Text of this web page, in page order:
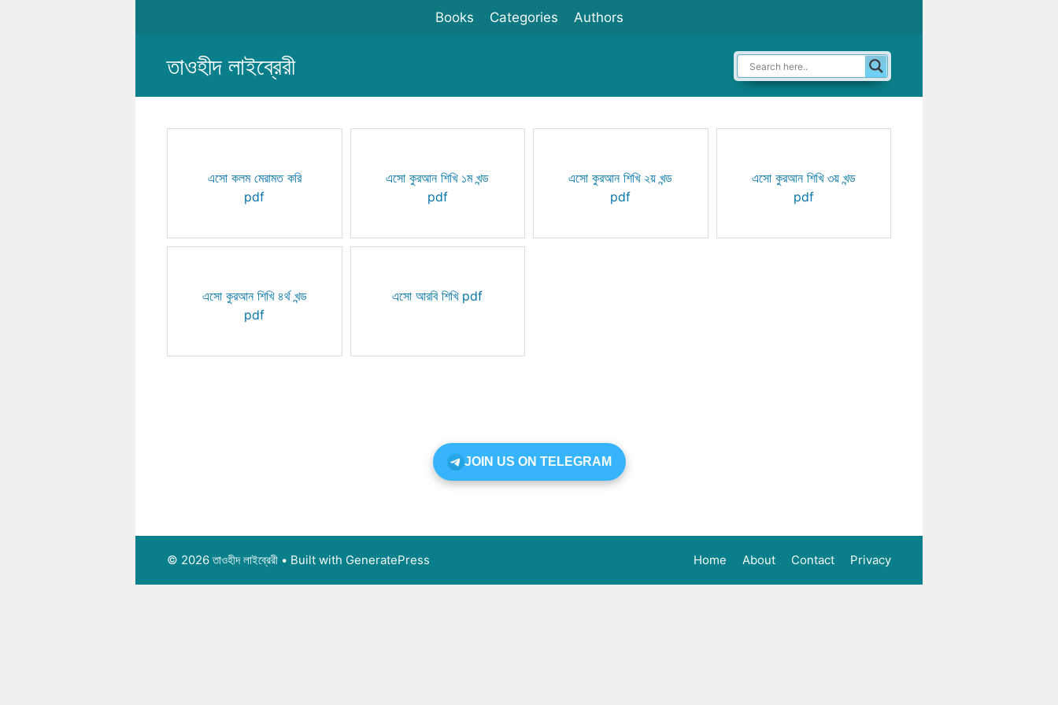
Books Categories Authors
তাওহীদ লাইব্রেরী
এসো কলম মেরামত করি
pdf
এসো কুরআন শিখি ১ম খন্ড
pdf
এসো কুরআন শিখি ২য় খন্ড
pdf
এসো কুরআন শিখি ৩য় খন্ড
pdf
এসো কুরআন শিখি ৪র্থ খন্ড
pdf
এসো আরবি শিখি pdf
JOIN US ON TELEGRAM
Home About Contact Privacy
© 2026 তাওহীদ লাইব্রেরী • Built with GeneratePress